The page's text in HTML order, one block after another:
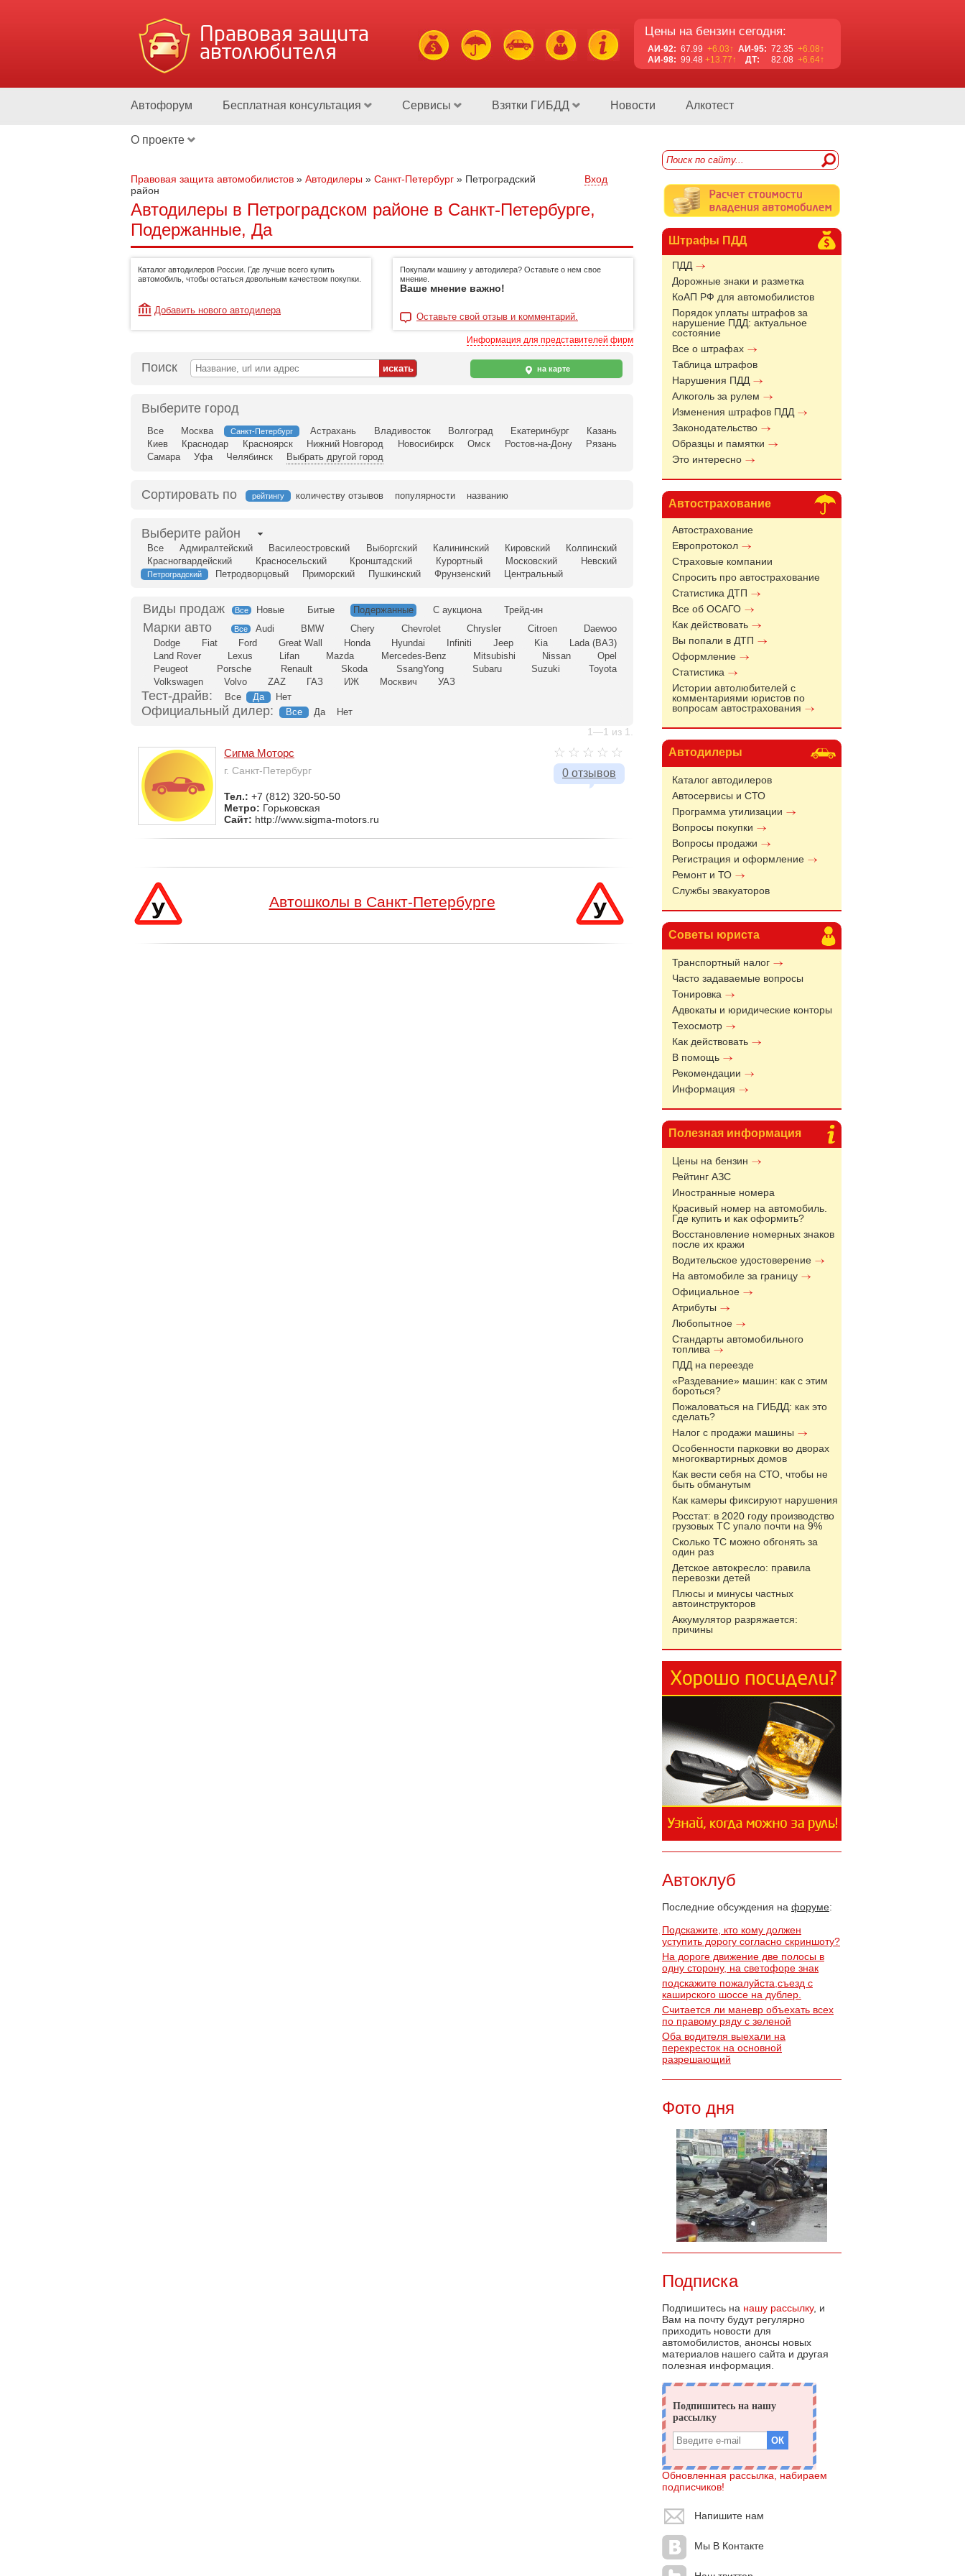
Правовая защита
автолюбителя
Цены на бензин сегодня:
АИ-92: 67.99 +6.03↑ АИ-95: 72.35 +6.08↑
АИ-98: 99.48 +13.77↑ ДТ: 82.08 +6.64↑
Автофорум Бесплатная консультация Сервисы Взятки ГИБДД Новости Алкотест
О проекте
Штрафы ПДД
ПДД
Дорожные знаки и разметка
КоАП РФ для автомобилистов
Порядок уплаты штрафов за
нарушение ПДД: актуальное
состояние
Все о штрафах
Таблица штрафов
Нарушения ПДД
Алкоголь за рулем
Изменения штрафов ПДД
Законодательство
Образцы и памятки
Это интересно
Автострахование
Автострахование
Европротокол
Страховые компании
Спросить про автострахование
Статистика ДТП
Все об ОСАГО
Как действовать
Вы попали в ДТП
Оформление
Статистика
Истории автолюбителей с
комментариями юристов по
вопросам автострахования
Автодилеры
Каталог автодилеров
Автосервисы и СТО
Программа утилизации
Вопросы покупки
Вопросы продажи
Регистрация и оформление
Ремонт и ТО
Службы эвакуаторов
Советы юриста
Транспортный налог
Часто задаваемые вопросы
Тонировка
Адвокаты и юридические конторы
Техосмотр
Как действовать
В помощь
Рекомендации
Информация
Полезная информация
Цены на бензин
Рейтинг АЗС
Иностранные номера
Красивый номер на автомобиль.
Где купить и как оформить?
Восстановление номерных знаков
после их кражи
Водительское удостоверение
На автомобиле за границу
Официальное
Атрибуты
Любопытное
Стандарты автомобильного
топлива
ПДД на переезде
«Раздевание» машин: как с этим
бороться?
Пожаловаться на ГИБДД: как это
сделать?
Налог с продажи машины
Особенности парковки во дворах
многоквартирных домов
Как вести себя на СТО, чтобы не
быть обманутым
Как камеры фиксируют нарушения
Росстат: в 2020 году производство
грузовых ТС упало почти на 9%
Сколько ТС можно обгонять за
один раз
Детское автокресло: правила
перевозки детей
Плюсы и минусы частных
автоинструкторов
Аккумулятор разряжается:
причины
Автоклуб
Последние обсуждения на форуме:
Подскажите, кто кому должен
уступить дорогу согласно скриншоту?
На дороге движение две полосы в
одну сторону, на светофоре знак
подскажите пожалуйста,съезд с
каширского шоссе на дублер.
Считается ли маневр объехать всех
по правому ряду с зеленой
Оба водителя выехали на
перекресток на основной
разрешающий
Фото дня
Подписка
Подпишитесь на нашу рассылку, и
Вам на почту будут регулярно
приходить новости для
автомобилистов, анонсы новых
материалов нашего сайта и другая
полезная информация.
Обновленная рассылка, набираем
подписчиков!
Напишите нам
Мы В Контакте
Правовая защита автомобилистов » Автодилеры » Санкт-Петербург » Петроградский
район
Вход
Автодилеры в Петроградском районе в Санкт-Петербурге,
Подержанные, Да
Каталог автодилеров России. Где лучше всего купить
автомобиль, чтобы остаться довольным качеством покупки.
Добавить нового автодилера
Покупали машину у автодилера? Оставьте о нем свое
мнение.
Ваше мнение важно!
Оставьте свой отзыв и комментарий.
Информация для представителей фирм
Поиск на карте
Выберите город
Все Москва Санкт-Петербург Астрахань Владивосток Волгоград Екатеринбург
Казань
Киев
Краснодар Красноярск Нижний Новгород Новосибирск Омск Ростов-на-Дону
Рязань
Самара
Уфа Челябинск Выбрать другой город
Сортировать по рейтингу количеству отзывов популярности названию
Выберите район
Все Адмиралтейский Василеостровский Выборгский Калининский Кировский
Колпинский
Красногвардейский
Красносельский Кронштадский Курортный Московский Невский
Петроградский Петродворцовый Приморский Пушкинский Фрунзенский Центральный
Все Новые Битые Подержанные С аукциона Трейд-ин
Все Audi BMW Chery Chevrolet Chrysler Citroen
Daewoo
Dodge
Fiat Ford Great Wall Honda Hyundai Infiniti Jeep Kia
Lada (ВАЗ)
Land Rover
Lexus Lifan Mazda Mercedes-Benz Mitsubishi Nissan
Opel
Peugeot
Porsche Renault Skoda SsangYong Subaru Suzuki
Toyota
Volkswagen
Volvo ZAZ ГАЗ ИЖ Москвич УАЗ
Тест-драйв: Все Да Нет
Официальный дилер: Все Да Нет
1—1 из 1.
0 отзывов
Сигма Моторс
г. Санкт-Петербург
Тел.: +7 (812) 320-50-50
Метро: Горьковская
Сайт: http://www.sigma-motors.ru
Автошколы в Санкт-Петербурге